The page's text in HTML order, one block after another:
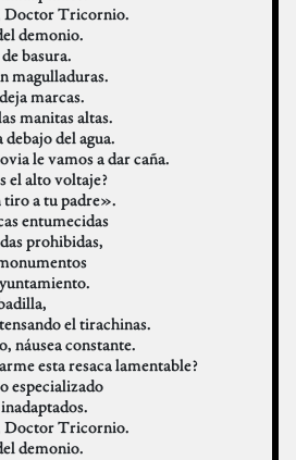
Tricornio.
demonio.
basura.
magulladuras.
marcas.
manitas altas.
del agua.
le vamos a dar caña.
el alto voltaje?
tiro a tu padre».
entumecidas
prohibidas,
el tirachinas.
náusea constante.
esta resaca lamentable?
especializado
Tricornio.
demonio.